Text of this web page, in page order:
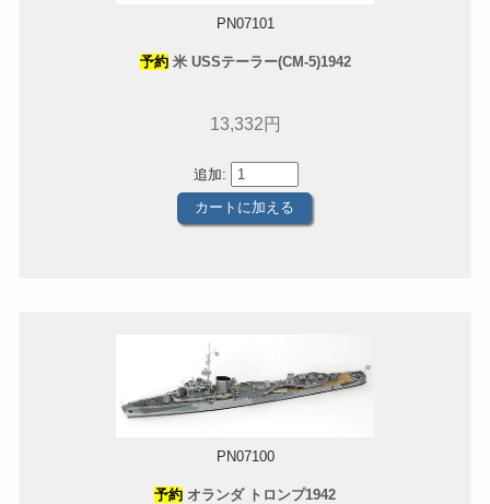
PN07101
予約米 USSテーラー(CM-5)1942
13,332円
追加:
PN07100
予約 オランダ トロンプ1942